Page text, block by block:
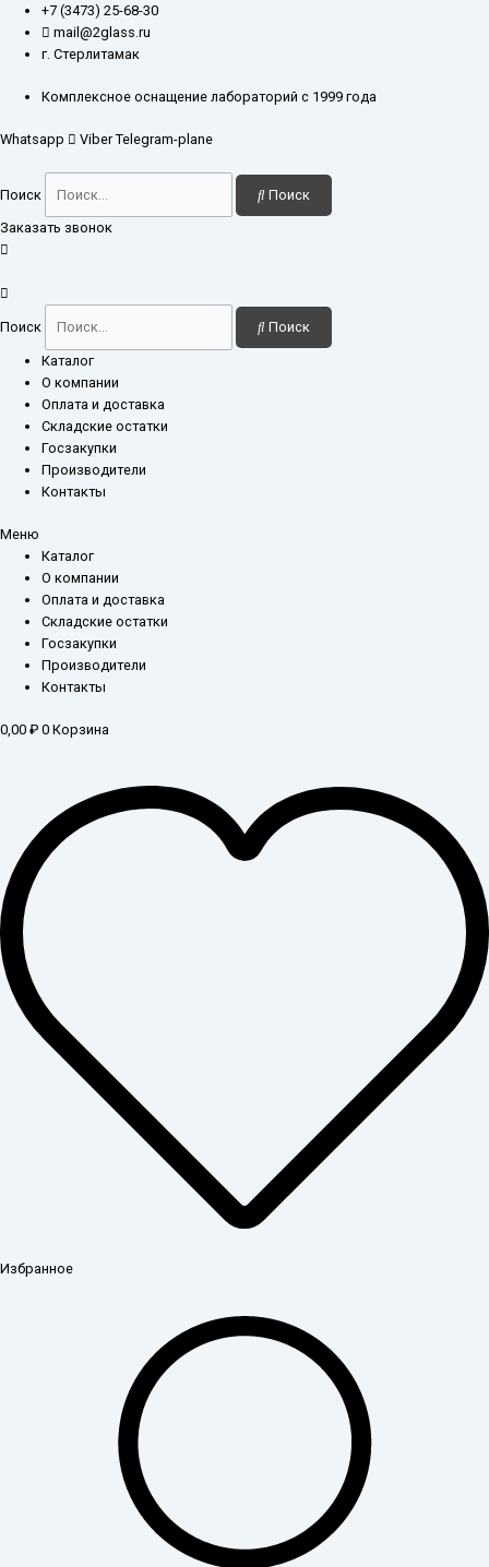
Перейти
содержимому
+7 (3473) 25-68-30
mail@2glass.ru
г. Стерлитамак
Комплексное оснащение лабораторий с 1999 года
Whatsapp Viber Telegram-plane
Поиск Поиск
Заказать звонок
Поиск Поиск
Каталог
О компании
Оплата и доставка
Складские остатки
Госзакупки
Производители
Контакты
Меню
Каталог
О компании
Оплата и доставка
Складские остатки
Госзакупки
Производители
Контакты
0,00 ₽ 0 Корзина
Избранное
Количество
товара
Колонка
17x350
с